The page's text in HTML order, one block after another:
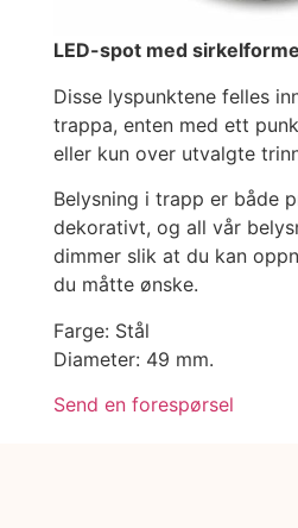
LED-spot med
Disse lyspunktene felles
trappa, enten med ett
eller kun over utvalgte
Belysning i trapp er både
dekorativt, og all vår
dimmer slik at du kan
du måtte ønske.
Farge: Stål
Diameter: 49 mm.
Send en forespørsel